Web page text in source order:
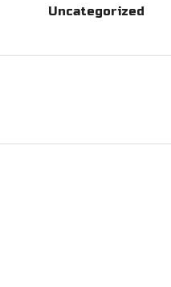
Uncategorized